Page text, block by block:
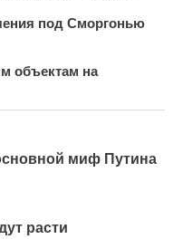
под Сморгонью
объектам на
миф Путина
расти